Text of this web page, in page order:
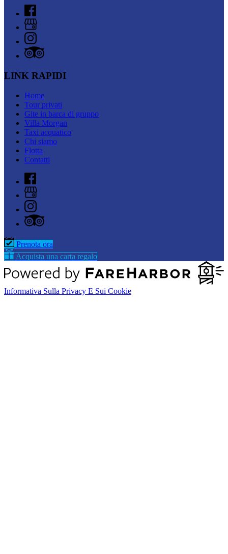
LINK RAPIDI
Home
Tour privati
Gite in barca di gruppo
Villa Morgan
Taxi acquatico
Chi siamo
Flotta
Contatti
Prenota ora
Acquista una carta regalo
Informativa Sulla Privacy E Sui Cookie